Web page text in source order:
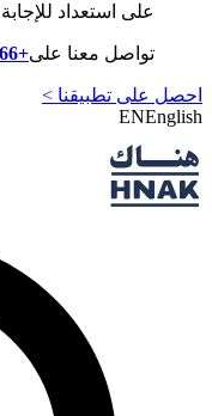
على استعداد
تواصل معنا على+966 920009538
احصل على تطبيقنا >
ENEnglish